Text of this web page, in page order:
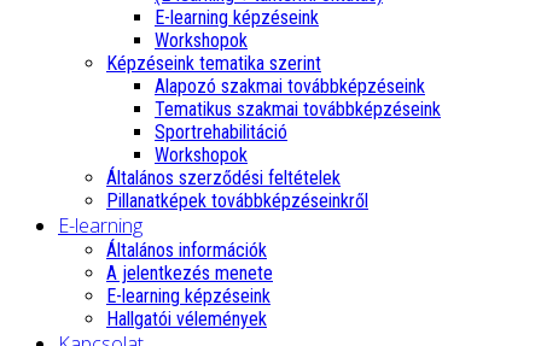
E-learning képzéseink
Workshopok
Képzéseink tematika szerint
Alapozó szakmai továbbképzéseink
Tematikus szakmai továbbképzéseink
Sportrehabilitáció
Workshopok
Általános szerződési feltételek
Pillanatképek továbbképzéseinkről
E-learning
Általános információk
A jelentkezés menete
E-learning képzéseink
Hallgatói vélemények